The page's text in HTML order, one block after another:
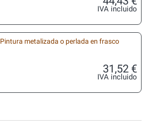
IVA incluido
Pintura metalizada o perlada en frasco
31,52 €
IVA incluido